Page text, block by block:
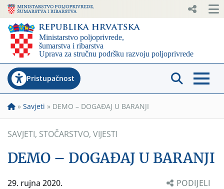
Pristupačnost
» Savjeti » DEMO – DOGAĐAJ U BARANJI
SAVJETI, STOČARSTVO, VIJESTI
DEMO – DOGAĐAJ U BARANJI
29. rujna 2020. PODIJELI